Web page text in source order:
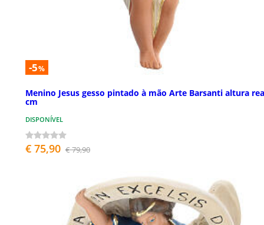
-5%
Menino Jesus gesso pintado à mão Arte Barsanti altura
cm
DISPONÍVEL
€ 75,90 € 79,90